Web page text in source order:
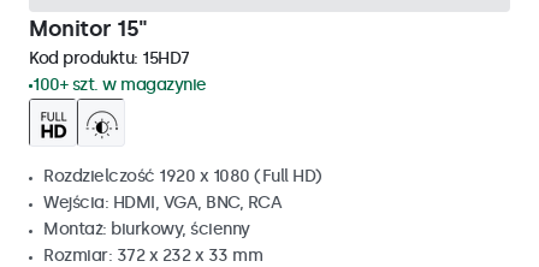
Monitor 15"
Kod produktu: 15HD7
100+ szt. w magazynie
Rozdzielczość 1920 x 1080 (Full HD)
Wejścia: HDMI, VGA, BNC, RCA
Montaż: biurkowy, ścienny
Rozmiar: 372 x 232 x 33 mm